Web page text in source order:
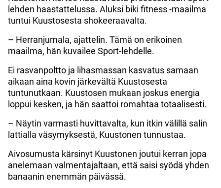
lehden haastattelussa. Aluksi biki fitness -maailma
tuntui Kuustosesta shokeeraavalta.
– Herranjumala, ajattelin. Tämä on erikoinen
maailma, hän kuvailee Sport-lehdelle.
Ei rasvanpoltto ja lihasmassan kasvatus samaan
aikaan aina kovin järkevältä Kuustosesta
tuntunutkaan. Kuustosen mukaan joskus energia
loppui kesken, ja hän saattoi romahtaa totaalisesti.
– Näytin varmasti huvittavalta, kun itkin välillä salin
lattialla väsymyksestä, Kuustonen tunnustaa.
Aivosumusta kärsinyt Kuustonen joutui kerran jopa
anelemaan valmentajaltaan, että saisi syödä yhden
banaanin enemmän päivässä.